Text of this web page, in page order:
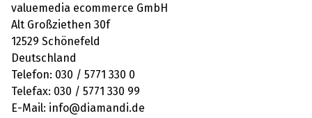
valuemedia ecommerce GmbH
Alt Großziethen 30f
12529 Schönefeld
Deutschland
Telefon: 030 / 5771 330 0
Telefax: 030 / 5771 330 99
E-Mail: info@diamandi.de